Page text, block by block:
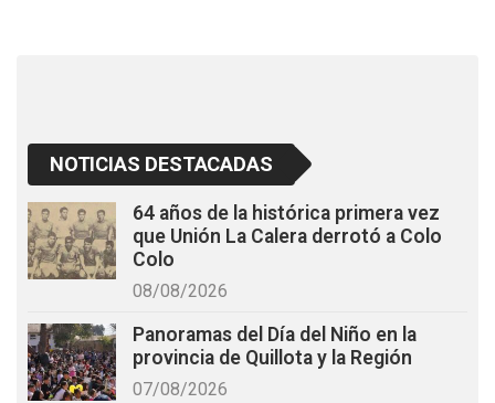
NOTICIAS DESTACADAS
64 años de la histórica primera vez
que Unión La Calera derrotó a Colo
Colo
08/08/2026
Panoramas del Día del Niño en la
provincia de Quillota y la Región
07/08/2026